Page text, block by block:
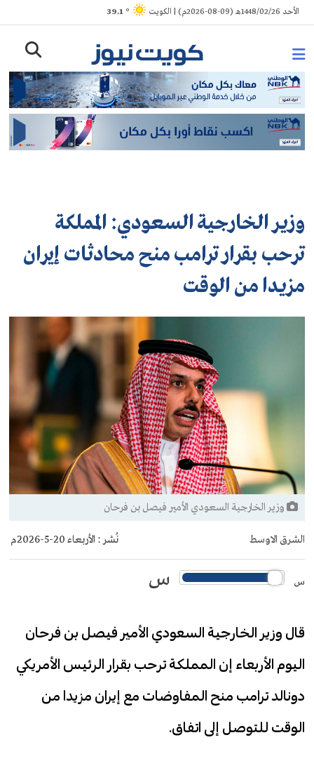
Skip
to
الأحد 1448/02/26هـ (09-08-2026م) | الكويت ° 39.1
وزير الخارجية السعودي: المملكة
ترحب بقرار ترامب منح محادثات إيران
مزيدا من الوقت
وزير الخارجية السعودي الأمير فيصل بن فرحان
الشرق الاوسط نُشر : الأربعاء 20-5-2026م
س س
قال وزير الخارجية السعودي الأمير فيصل بن فرحان
اليوم الأربعاء إن المملكة ترحب بقرار الرئيس الأمريكي
دونالد ترامب منح المفاوضات مع إيران مزيدا من
الوقت للتوصل إلى اتفاق.